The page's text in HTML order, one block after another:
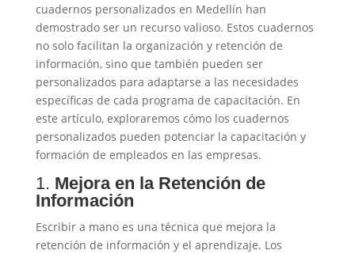
cuadernos personalizados en Medellín han
demostrado ser un recurso valioso. Estos cuadernos
no solo facilitan la organización y retención de
información, sino que también pueden ser
personalizados para adaptarse a las necesidades
específicas de cada programa de capacitación. En
este artículo, exploraremos cómo los cuadernos
personalizados pueden potenciar la capacitación y
formación de empleados en las empresas.
1. Mejora en la Retención de
Información
Escribir a mano es una técnica que mejora la
retención de información y el aprendizaje. Los